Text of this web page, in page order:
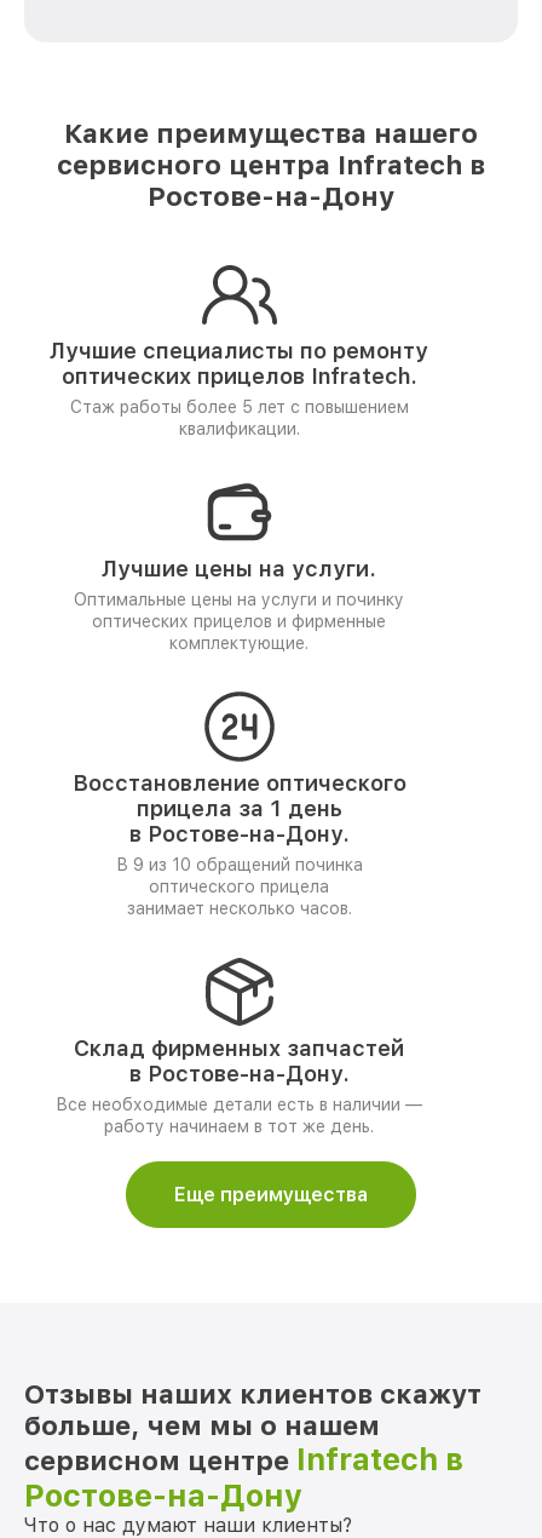
Какие преимущества нашего
сервисного центра Infratech в
Ростове-на-Дону
Лучшие специалисты по ремонту
оптических прицелов Infratech.
Стаж работы более 5 лет с повышением
квалификации.
Лучшие цены на услуги.
Оптимальные цены на услуги и починку
оптических прицелов и фирменные
комплектующие.
Восстановление оптического
прицела за 1 день
в Ростове-на-Дону.
В 9 из 10 обращений починка
оптического прицела
занимает несколько часов.
Склад фирменных запчастей
в Ростове-на-Дону.
Все необходимые детали есть в наличии —
работу начинаем в тот же день.
Еще преимущества
Отзывы наших клиентов скажут
больше, чем мы о нашем
сервисном центре Infratech в
Ростове-на-Дону
Что о нас думают наши клиенты?